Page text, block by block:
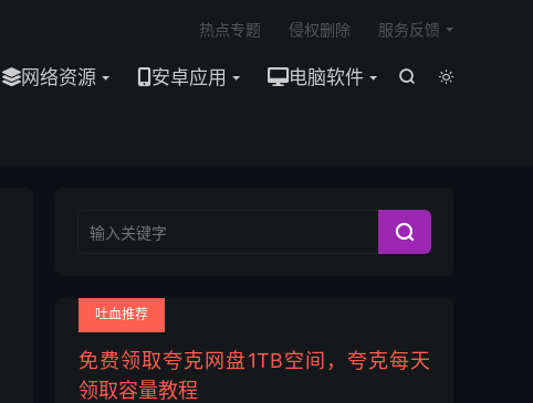


网络资源 安卓应用 电脑软件
热点专题 侵权删除 服务反馈

吐血推荐
免费领取夸克网盘1TB空间，夸克每天
领取容量教程